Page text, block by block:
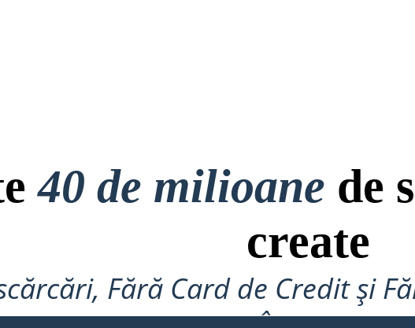
40 de milioane de
create
Fără Card de Credit și